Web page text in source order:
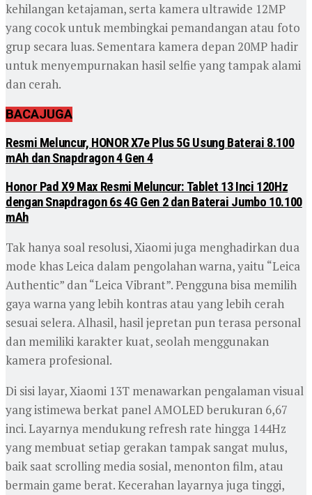
kehilangan ketajaman, serta kamera ultrawide 12MP
yang cocok untuk membingkai pemandangan atau foto
grup secara luas. Sementara kamera depan 20MP hadir
untuk menyempurnakan hasil selfie yang tampak alami
dan cerah.
BACAJUGA
Resmi Meluncur, HONOR X7e Plus 5G Usung Baterai 8.100
mAh dan Snapdragon 4 Gen 4
Honor Pad X9 Max Resmi Meluncur: Tablet 13 Inci 120Hz
dengan Snapdragon 6s 4G Gen 2 dan Baterai Jumbo 10.100
mAh
Tak hanya soal resolusi, Xiaomi juga menghadirkan dua
mode khas Leica dalam pengolahan warna, yaitu “Leica
Authentic” dan “Leica Vibrant”. Pengguna bisa memilih
gaya warna yang lebih kontras atau yang lebih cerah
sesuai selera. Alhasil, hasil jepretan pun terasa personal
dan memiliki karakter kuat, seolah menggunakan
kamera profesional.
Di sisi layar, Xiaomi 13T menawarkan pengalaman visual
yang istimewa berkat panel AMOLED berukuran 6,67
inci. Layarnya mendukung refresh rate hingga 144Hz
yang membuat setiap gerakan tampak sangat mulus,
baik saat scrolling media sosial, menonton film, atau
bermain game berat. Kecerahan layarnya juga tinggi,